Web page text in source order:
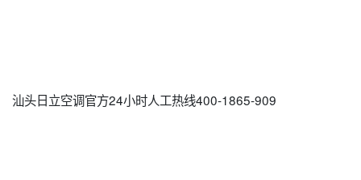
汕头日立空调官方24小时人工热线400-1865-909